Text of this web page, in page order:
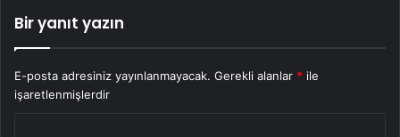
Bir yanıt yazın
E-posta adresiniz yayınlanmayacak. Gerekli alanlar * ile
işaretlenmişlerdir